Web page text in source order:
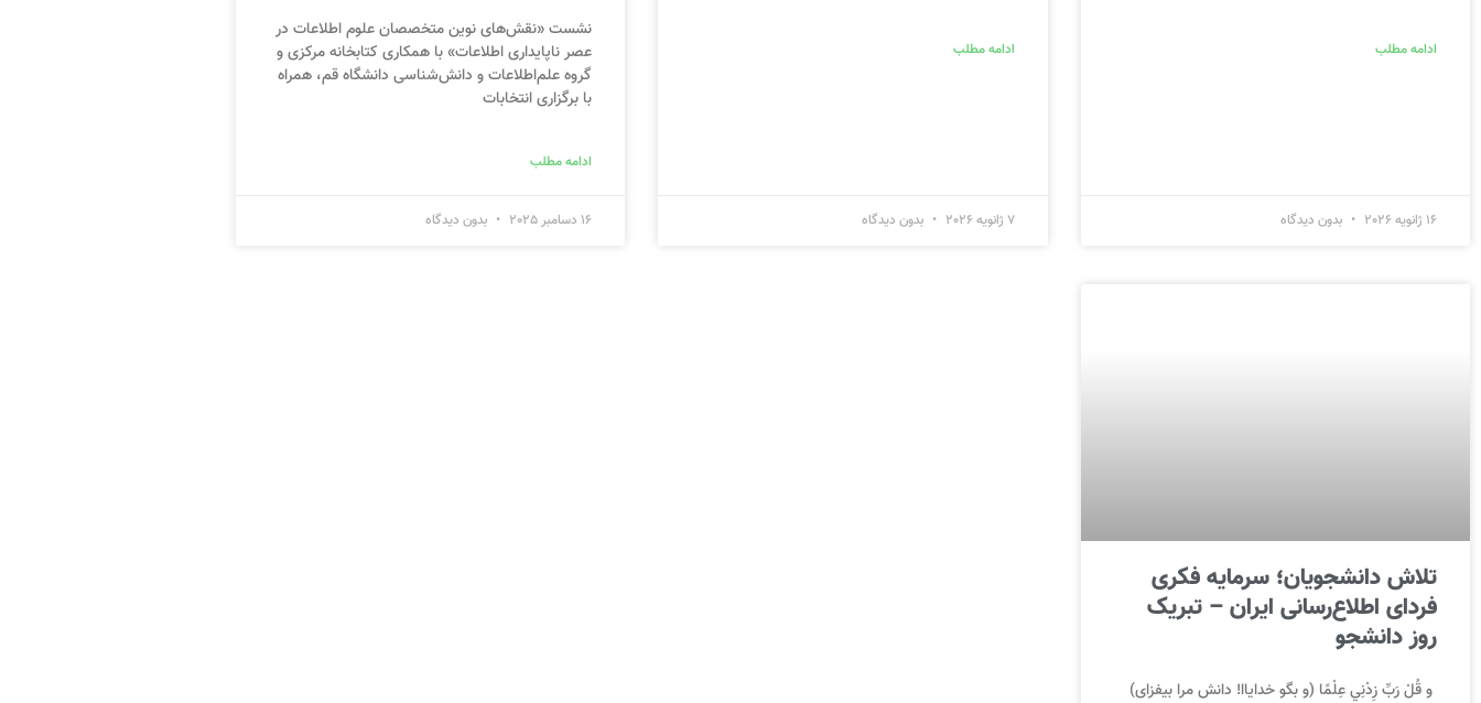
ادامه مطلب
16 ژانویه 2026 بدون دیدگاه
ادامه مطلب
7 ژانویه 2026 بدون دیدگاه
نشست «نقش‌های نوین متخصصان علوم اطلاعات در
عصر ناپایداری اطلاعات» با همکاری کتابخانه مرکزی و
گروه علم‌اطلاعات و دانش‌شناسی دانشگاه قم، همراه
با برگزاری انتخابات
ادامه مطلب
16 دسامبر 2025 بدون دیدگاه
تلاش دانشجویان؛ سرمایه فکری
فردای اطلاع‌رسانی ایران – تبریک
روز دانشجو
و قُلْ رَبِّ زِدْنِي عِلْمًا (و بگو خدایاا! دانش مرا بیفزای)